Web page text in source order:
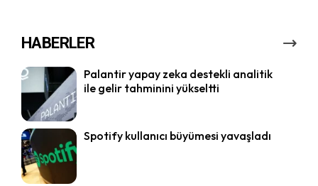
HABERLER
Palantir yapay zeka destekli analitik
ile gelir tahminini yükseltti
Spotify kullanıcı büyümesi yavaşladı